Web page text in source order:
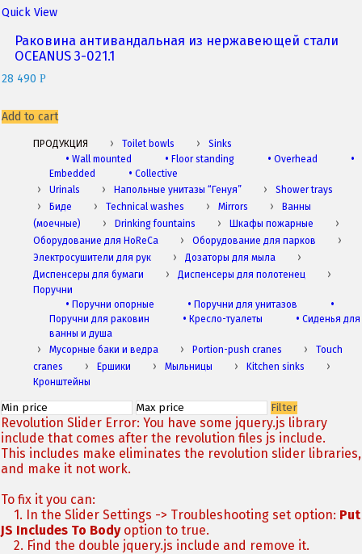
Quick View
Раковина антивандальная из нержавеющей стали
OCEANUS 3-021.1
28 490 P
Add to cart
ПРОДУКЦИЯ Toilet bowls
Sinks
• Wall mounted • Floor standing • Overhead
•
Embedded
• Collective
Urinals
Напольные унитазы “Генуя”
Shower trays
Биде
Technical washes Mirrors
Ванны
(моечные)
Drinking fountains
Шкафы пожарные
Оборудование для HoReCa
Оборудование для парков
Электросушители для рук
Дозаторы для мыла
Диспенсеры для бумаги
Диспенсеры для полотенец
Поручни
• Поручни опорные • Поручни для унитазов
•
Поручни для раковин
• Кресло-туалеты • Сиденья для
ванны и душа
Мусорные баки и ведра
Portion-push cranes
Touch
cranes
Ершики Мыльницы
Kitchen sinks
Кронштейны
Filter
Revolution Slider Error: You have some jquery.js library
include that comes after the revolution files js include.
This includes make eliminates the revolution slider libraries,
and make it not work.
To fix it you can:
1. In the Slider Settings -> Troubleshooting set option: Put
JS Includes To Bodyoption to true.
2. Find the double jquery.js include and remove it.